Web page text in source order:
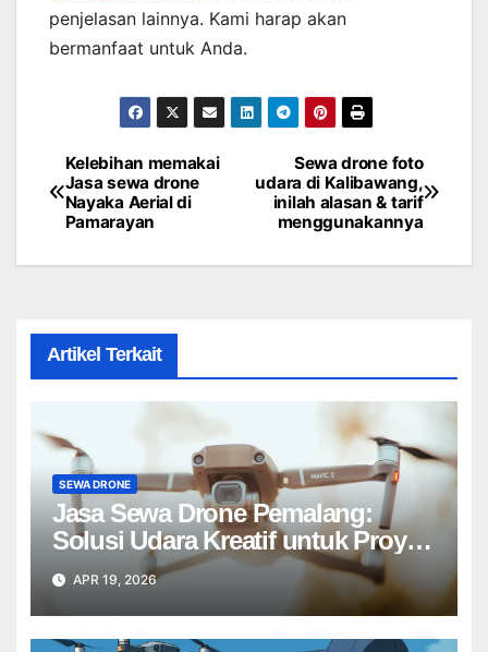
penjelasan lainnya. Kami harap akan
bermanfaat untuk Anda.
Post
navigation
Sewa drone foto
udara di Kalibawang,
inilah alasan & tarif
menggunakannya
Kelebihan memakai
Jasa sewa drone
Nayaka Aerial di
Pamarayan
Artikel Terkait
SEWA DRONE
Jasa Sewa Drone Pemalang:
Solusi Udara Kreatif untuk Proyek
Anda Tanpa Batas】
APR 19, 2026